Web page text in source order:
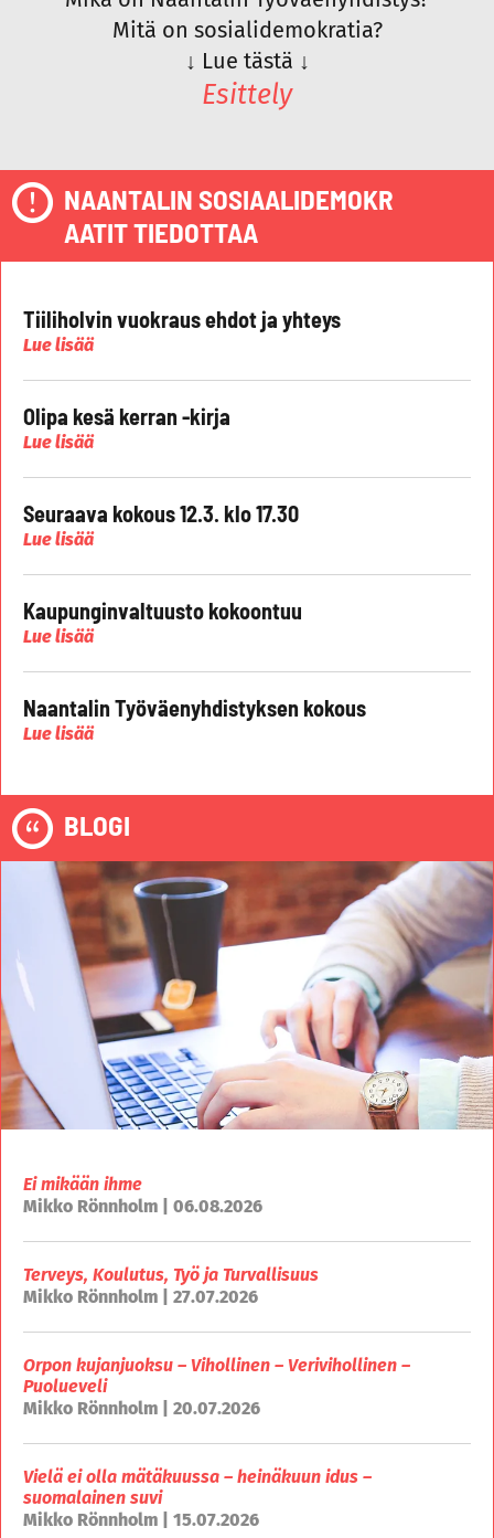
Mitä on sosialidemokratia?
↓ Lue tästä ↓
Esittely
NAANTALIN SOSIAALIDEMOKR
AATIT TIEDOTTAA
Tiiliholvin vuokraus ehdot ja yhteys
Lue lisää
Olipa kesä kerran -kirja
Lue lisää
Seuraava kokous 12.3. klo 17.30
Lue lisää
Kaupunginvaltuusto kokoontuu
Lue lisää
Naantalin Työväenyhdistyksen kokous
Lue lisää
BLOGI
Ei mikään ihme
Mikko Rönnholm | 06.08.2026
Terveys, Koulutus, Työ ja Turvallisuus
Mikko Rönnholm | 27.07.2026
Orpon kujanjuoksu – Vihollinen – Verivihollinen –
Puolueveli
Mikko Rönnholm | 20.07.2026
Vielä ei olla mätäkuussa – heinäkuun idus –
suomalainen suvi
Mikko Rönnholm | 15.07.2026